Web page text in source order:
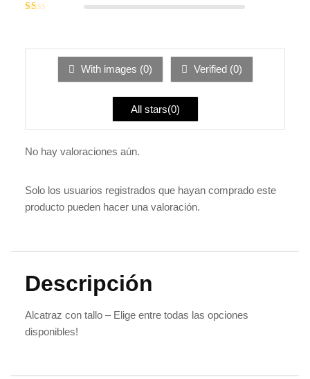
de 5
Valorado
de
With images (0) Verified (0)
All stars(0)
No hay valoraciones aún.
Solo los usuarios registrados que hayan comprado este
producto pueden hacer una valoración.
Descripción
Alcatraz con tallo – Elige entre todas las opciones
disponibles!